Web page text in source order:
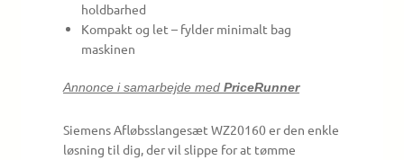
holdbarhed
Kompakt og let – fylder minimalt bag
maskinen
Annonce i samarbejde med PriceRunner
Siemens Afløbsslangesæt WZ20160 er den enkle
løsning til dig, der vil slippe for at tømme